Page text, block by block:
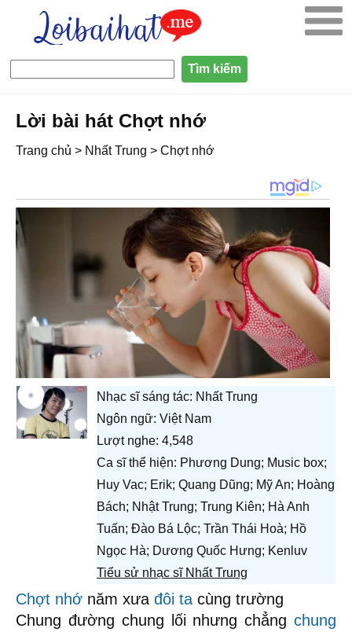
Lời bài hát Chợt nhớ
Trang chủ > Nhất Trung > Chợt nhớ
Nhạc sĩ sáng tác: Nhất Trung
Ngôn ngữ: Việt Nam
Lượt nghe: 4,548
Ca sĩ thể hiện: Phương Dung; Music box;
Huy Vac; Erik; Quang Dũng; Mỹ An; Hoàng
Bách; Nhật Trung; Trung Kiên; Hà Anh
Tuấn; Đào Bá Lộc; Trần Thái Hoà; Hồ
Ngọc Hà; Dương Quốc Hưng; Kenluv
Tiểu sử nhạc sĩ Nhất Trung
Chợt nhớ năm xưa đôi ta cùng trường
Chung đường chung lối nhưng chẳng chung